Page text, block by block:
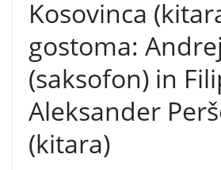
e
v
k
a
Kosovinca
gostoma:
(saksofon) in
Aleksander
(kitara)